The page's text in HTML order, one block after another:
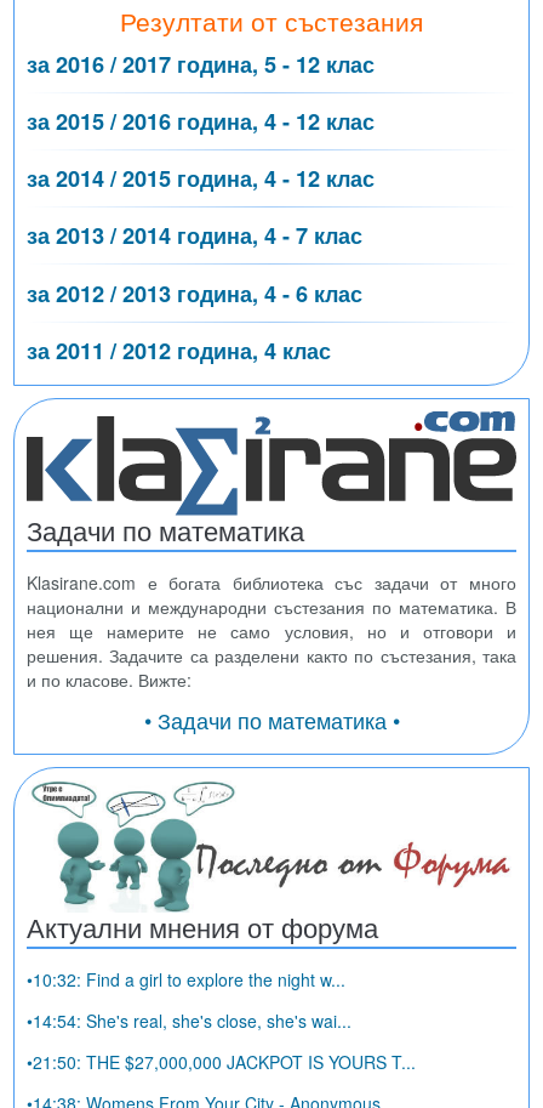
Резултати от състезания
за 2016 / 2017 година, 5 - 12 клас
за 2015 / 2016 година, 4 - 12 клас
за 2014 / 2015 година, 4 - 12 клас
за 2013 / 2014 година, 4 - 7 клас
за 2012 / 2013 година, 4 - 6 клас
за 2011 / 2012 година, 4 клас
Задачи по математика
Klasirane.com е богата библиотека със задачи от много
национални и международни състезания по математика. В
нея ще намерите не само условия, но и отговори и
решения. Задачите са разделени както по състезания, така
и по класове. Вижте:
• Задачи по математика •
Актуални мнения от форума
•10:32: Find a girl to explore the night w...
•14:54: She's real, she's close, she's wai...
•21:50: THE $27,000,000 JACKPOT IS YOURS T...